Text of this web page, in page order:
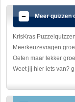
Meer quizzen
KrisKras Puzzelquizzen
Meerkeuzevragen
Oefen maar lekker
Weet jij hier iets van?